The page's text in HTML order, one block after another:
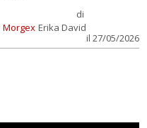
Morgex
di
Erika David
il 27/05/2026